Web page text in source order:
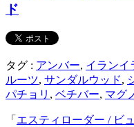
ド
タグ : アンバー, イランイ
ルーツ, サンダルウッド,
パチョリ , ベチバー, マグ
「 エスティローダー / ビ